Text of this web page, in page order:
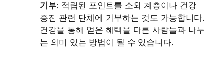
기부: 적립된 포인트를 소외 계층이나 건강
증진 관련 단체에 기부하는 것도 가능합니다.
건강을 통해 얻은 혜택을 다른 사람들과 나누
는 의미 있는 방법이 될 수 있습니다.